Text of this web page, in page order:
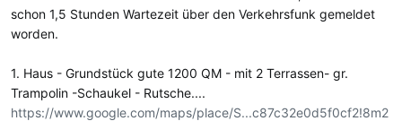
schon 1,5 Stunden Wartezeit über den Verkehrsfunk gemeldet
worden.
1. Haus - Grundstück gute 1200 QM - mit 2 Terrassen- gr.
Trampolin -Schaukel - Rutsche....
https://www.google.com/maps/place/S...c87c32e0d5f0cf2!8m2